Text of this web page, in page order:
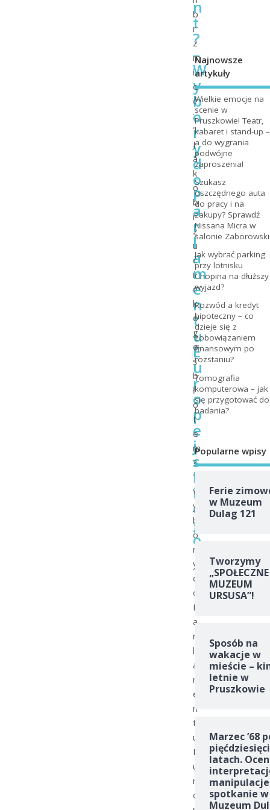
n
t
?
–
W
y
b
o
r
y
d
o
P
a
r
l
a
m
e
n
t
u
E
u
r
o
p
e
j
s
k
i
e
g
o
b
r
z
m
i
e
ć
:
"
J
a
k
o
b
r
z
u
c
i
ć
k
o
g
o
ś
b
ł
o
t
e
m
?
"
W
y
b
o
r
y
d
o
P
a
r
l
a
m
e
n
t
u
E
u
r
o
Najnowsze
artykuły
Wielkie emocje na
scenie w
Pruszkowie! Teatr,
kabaret i stand-up –
a do wygrania
podwójne
zaproszenia!
Szukasz
oszczędnego auta
do pracy i na
zakupy? Sprawdź
Nissana Micra w
salonie Zaborowski
Jak wybrać parking
przy lotnisku
Chopina na dłuższy
wyjazd?
Rozwód a kredyt
hipoteczny – co
dzieje się z
zobowiązaniem
finansowym po
rozstaniu?
Tomografia
komputerowa – jak
się przygotować do
badania?
Popularne wpisy
Ferie
w Muzeum
Dulag 121
Tworzymy
„SPOŁECZNE
MUZEUM
URSUSA”!
Sposób na
wakacje w
mieście –
letnie w
Pruszkowie
Marzec ’68
latach.
spotkanie w
Muzeum